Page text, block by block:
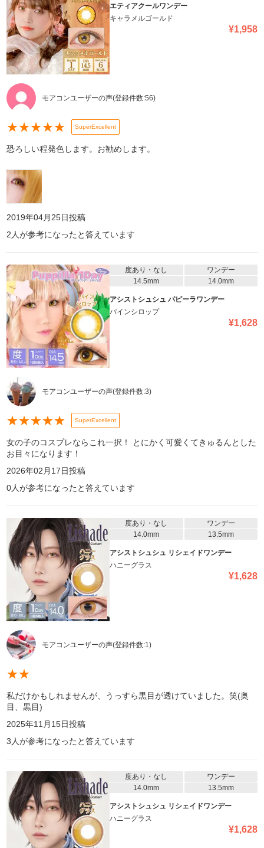
エティアクールワンデー
キャラメルゴールド
¥1,958
モアコンユーザーの声(登録件数:56)
★★★★★ SuperExcellent
恐ろしい程発色します。お勧めします。
2019年04月25日投稿
2 人が参考になったと答えています
度あり・なし
ワンデー
14.5mm
14.0mm
アシストシュシュ パピーラワンデー
パインシロップ
¥1,628
モアコンユーザーの声(登録件数:3)
★★★★★ SuperExcellent
女の子のコスプレならこれ一択！ とにかく可愛くてきゅるんとした
お目々になります！
2026年02月17日投稿
0人が参考になったと答えています
度あり・なし
ワンデー
14.0mm
13.5mm
アシストシュシュ リシェイドワンデー
ハニーグラス
¥1,628
モアコンユーザーの声(登録件数:1)
★★
私だけかもしれませんが、うっすら黒目が透けていました。笑(奥
目、黒目)
2025年11月15日投稿
3 人が参考になったと答えています
度あり・なし
ワンデー
14.0mm
13.5mm
アシストシュシュ リシェイドワンデー
ハニーグラス
¥1,628